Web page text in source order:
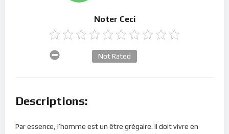
Noter Ceci
Not Rated
Descriptions:
Par essence, l’homme est un être grégaire. Il doit vivre en